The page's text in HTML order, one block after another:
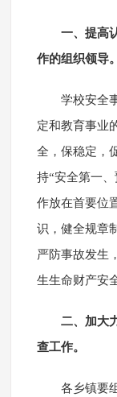
一、提高
作的组织领导。
学校安全
定和教育事业
全，保稳定，
持“安全第一
作放在首要位
识，健全规章
严防事故发生
生生命财产安
二、加大
查工作。
各乡镇要